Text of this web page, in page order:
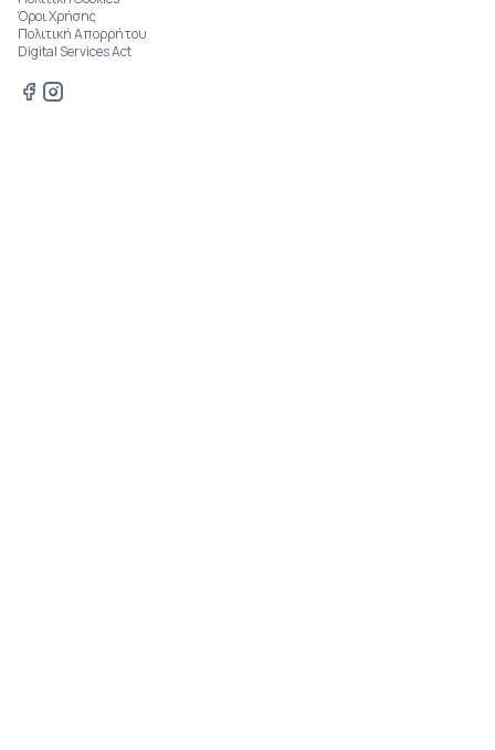
Όροι Χρήσης
Πολιτική Απορρήτου
Digital Services Act